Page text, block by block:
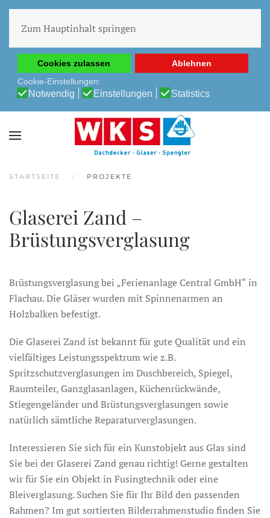
Erfahrung auf unserer Website zu ermöglichen.
Cookie-Richtlinie
Datenschutz-Bestimmungen
Cookies zulassen
Ablehnen
Cookie-Einstellungen:
Notwendig Einstellungen Statistics
Zum Hauptinhalt springen
STARTSEITE PROJEKTE
Glaserei Zand –
Brüstungsverglasung
Brüstungsverglasung bei „Ferienanlage Central GmbH“ in
Flachau. Die Gläser wurden mit Spinnenarmen an
Holzbalken befestigt.
Die Glaserei Zand ist bekannt für gute Qualität und ein
vielfältiges Leistungsspektrum wie z.B.
Spritzschutzverglasungen im Duschbereich, Spiegel,
Raumteiler, Ganzglasanlagen, Küchenrückwände,
Stiegengeländer und Brüstungsverglasungen sowie
natürlich sämtliche Reparaturverglasungen.
Interessieren Sie sich für ein Kunstobjekt aus Glas sind
Sie bei der Glaserei Zand genau richtig! Gerne gestalten
wir für Sie ein Objekt in Fusingtechnik oder eine
Bleiverglasung. Suchen Sie für Ihr Bild den passenden
Rahmen? Im gut sortierten Bilderrahmenstudio finden Sie